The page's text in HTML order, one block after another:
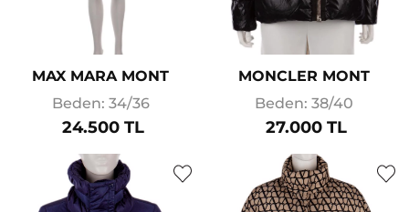
MAX MARA MONT
Beden: 34/36
24.500 TL
MONCLER MONT
Beden: 38/40
27.000 TL